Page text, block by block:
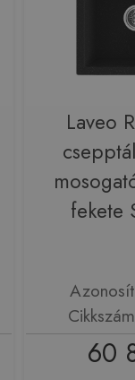
Laveo
fekete
60